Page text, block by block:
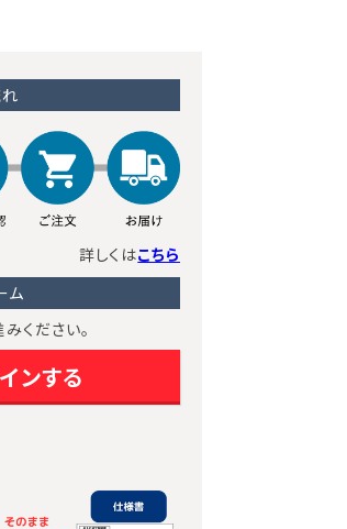
詳しくはこちら
ム
ください。
ンする